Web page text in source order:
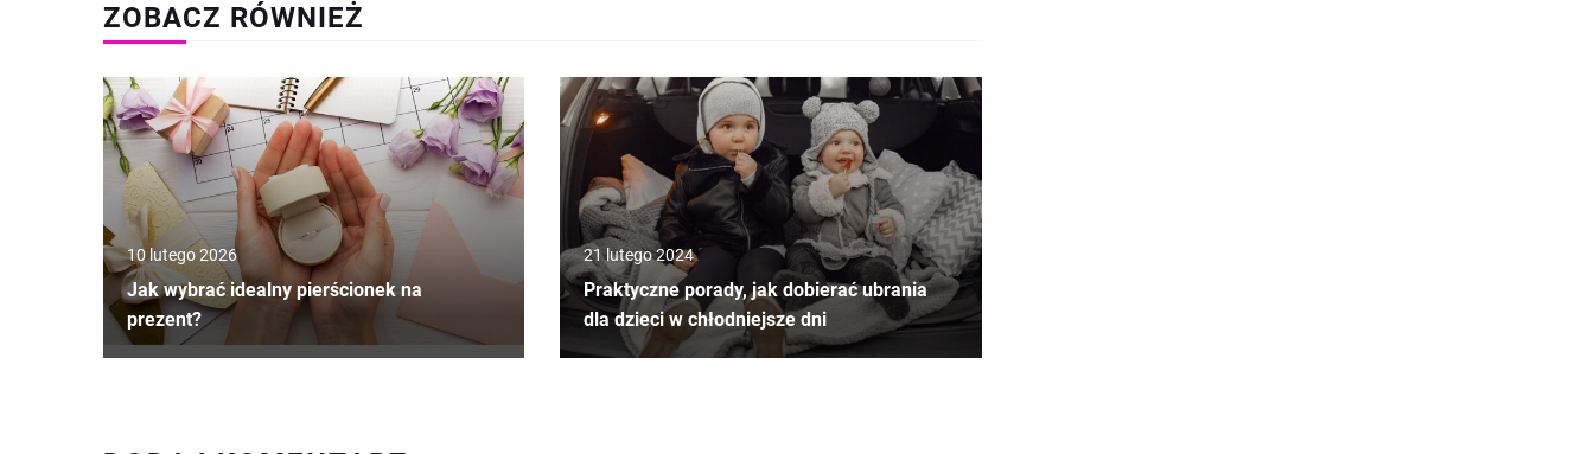
ZOBACZ RÓWNIEŻ
10 lutego 2026
Jak wybrać idealny pierścionek na
prezent?
21 lutego 2024
Praktyczne porady, jak dobierać ubrania
dla dzieci w chłodniejsze dni